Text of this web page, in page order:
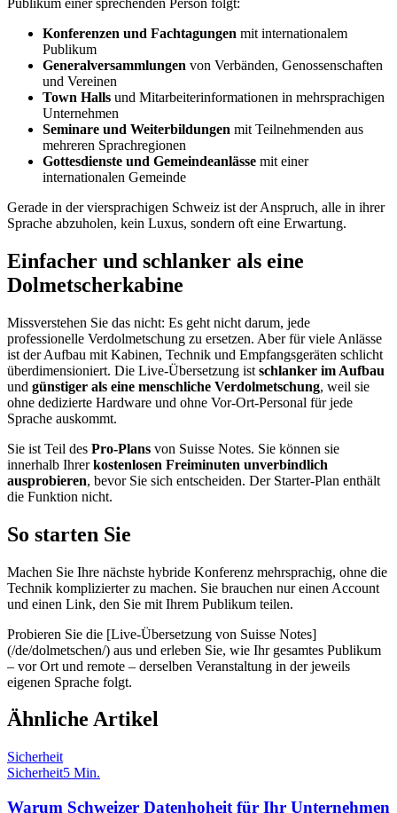
Konferenzen und Fachtagungen mit internationalem
Publikum
Generalversammlungen von Verbänden, Genossenschaften
und Vereinen
Town Halls und Mitarbeiterinformationen in mehrsprachigen
Unternehmen
Seminare und Weiterbildungen mit Teilnehmenden aus
mehreren Sprachregionen
Gottesdienste und Gemeindeanlässe mit einer
internationalen Gemeinde
Gerade in der viersprachigen Schweiz ist der Anspruch, alle in ihrer
Sprache abzuholen, kein Luxus, sondern oft eine Erwartung.
Einfacher und schlanker als eine
Dolmetscherkabine
Missverstehen Sie das nicht: Es geht nicht darum, jede
professionelle Verdolmetschung zu ersetzen. Aber für viele Anlässe
ist der Aufbau mit Kabinen, Technik und Empfangsgeräten schlicht
überdimensioniert. Die Live-Übersetzung ist schlanker im Aufbau
und günstiger als eine menschliche Verdolmetschung, weil sie
ohne dedizierte Hardware und ohne Vor-Ort-Personal für jede
Sprache auskommt.
Sie ist Teil des Pro-Plans von Suisse Notes. Sie können sie
innerhalb Ihrerkostenlosen Freiminuten unverbindlich
ausprobieren, bevor Sie sich entscheiden. Der Starter-Plan enthält
die Funktion nicht.
So starten Sie
Machen Sie Ihre nächste hybride Konferenz mehrsprachig, ohne die
Technik komplizierter zu machen. Sie brauchen nur einen Account
und einen Link, den Sie mit Ihrem Publikum teilen.
Probieren Sie die [Live-Übersetzung von Suisse Notes]
(/de/dolmetschen/) aus und erleben Sie, wie Ihr gesamtes Publikum
– vor Ort und remote – derselben Veranstaltung in der jeweils
eigenen Sprache folgt.
Ähnliche Artikel
Sicherheit
Sicherheit5 Min.
Warum Schweizer Datenhoheit für Ihr Unternehmen